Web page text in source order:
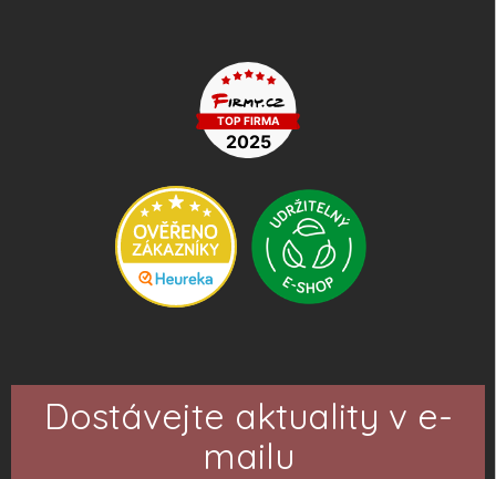
Dostávejte aktuality v e-
mailu